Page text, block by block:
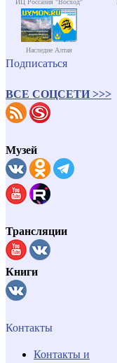
Наследие Алтая
Подписаться
ВСЕ СОЦСЕТИ >>>
Музей
Трансляции
Книги
Контакты
Контакты и